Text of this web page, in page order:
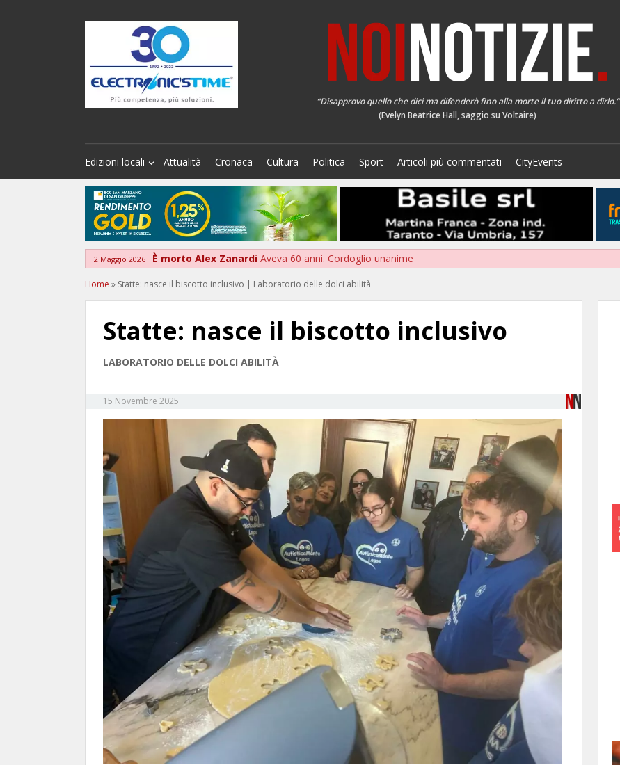
“Disapprovo quello che dici ma difenderò fino alla morte il tuo diritto a dirlo.”
(Evelyn Beatrice Hall, saggio su Voltaire)
Edizioni locali Attualità Cronaca Cultura Politica Sport Articoli più commentati CityEvents
2 Maggio 2026 È morto Alex Zanardi Aveva 60 anni. Cordoglio unanime
Home » Statte: nasce il biscotto inclusivo | Laboratorio delle dolci abilità
Statte: nasce il biscotto inclusivo
LABORATORIO DELLE DOLCI ABILITÀ
15 Novembre 2025